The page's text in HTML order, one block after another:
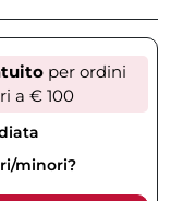
per ordini
a € 100
minori?